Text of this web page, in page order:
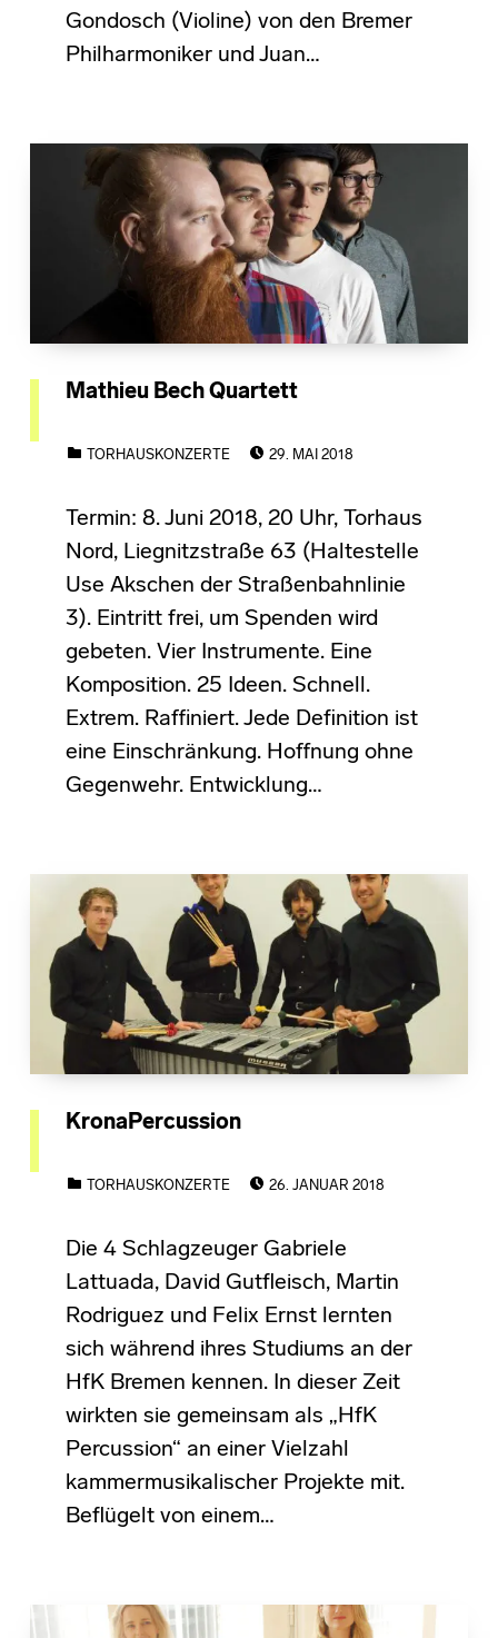
Gondosch (Violine) von den Bremer
Philharmoniker und Juan…
Mathieu Bech Quartett
TORHAUSKONZERTE
29. MAI 2018
Termin: 8. Juni 2018, 20 Uhr, Torhaus
Nord, Liegnitzstraße 63 (Haltestelle
Use Akschen der Straßenbahnlinie
3). Eintritt frei, um Spenden wird
gebeten. Vier Instrumente. Eine
Komposition. 25 Ideen. Schnell.
Extrem. Raffiniert. Jede Definition ist
eine Einschränkung. Hoffnung ohne
Gegenwehr. Entwicklung…
KronaPercussion
TORHAUSKONZERTE
26. JANUAR 2018
Die 4 Schlagzeuger Gabriele
Lattuada, David Gutfleisch, Martin
Rodriguez und Felix Ernst lernten
sich während ihres Studiums an der
HfK Bremen kennen. In dieser Zeit
wirkten sie gemeinsam als „HfK
Percussion“ an einer Vielzahl
kammermusikalischer Projekte mit.
Beflügelt von einem…